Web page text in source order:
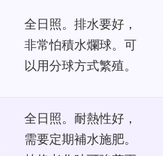
全日照。排水要好，
非常怕積水爛球。可
以用分球方式繁殖。
全日照。耐熱性好，
需要定期補水施肥。